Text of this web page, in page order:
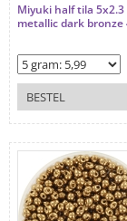
Miyuki half tila 5x2.3
metallic dark bronze
BESTEL